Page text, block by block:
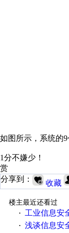
如图所示，系统的
1分不嫌少！
赏
分享到：
收藏
楼主最近还看过
·
工业信息安
· 浅谈信息安